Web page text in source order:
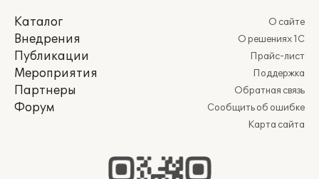
Каталог
Внедрения
Публикации
Мероприятия
Партнеры
Форум
О сайте
О решениях 1С
Прайс-лист
Поддержка
Обратная связь
Сообщить об ошибке
Карта сайта